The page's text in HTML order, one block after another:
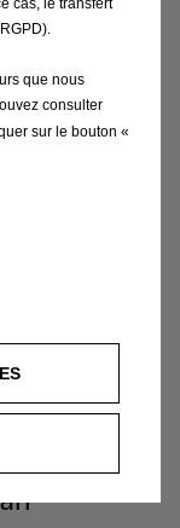
»
cas, le transfert
que nous
consulter
sur le bouton «